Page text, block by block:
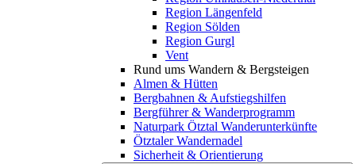
Region Längenfeld
Region Sölden
Region Gurgl
Vent
Rund ums Wandern & Bergsteigen
Almen & Hütten
Bergbahnen & Aufstiegshilfen
Bergführer & Wanderprogramm
Naturpark Ötztal Wanderunterkünfte
Ötztaler Wandernadel
Sicherheit & Orientierung